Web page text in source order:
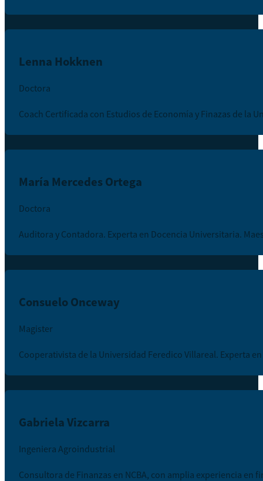
Lenna Hokknen
Doctora
Coach Certificada con Estudios de Economía y Finazas de la
María Mercedes Ortega
Doctora
Auditora y Contadora. Experta en Docencia Universitaria.
Consuelo Onceway
Magister
Cooperativista de la Universidad Feredico Villareal. Experta
Gabriela Vizcarra
Ingeniera Agroindustrial
Consultora de Finanzas en NCBA, con amplia experiencia en